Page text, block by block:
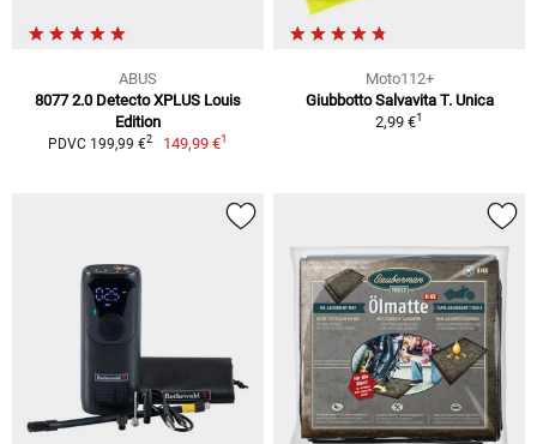
ABUS
8077 2.0 Detecto XPLUS Louis
Edition
PDVC 199,99 €2 149,99 €1
Moto112+
Giubbotto Salvavita T. Unica
2,99 €1